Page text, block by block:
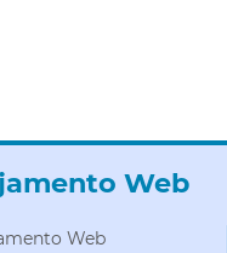
Web
Web